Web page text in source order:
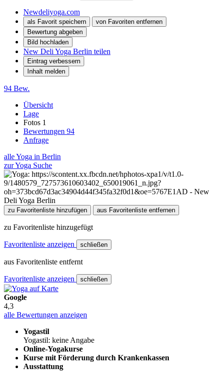
Newdeliyoga.com
als Favorit speichern
von Favoriten entfernen
Bewertung abgeben
Bild hochladen
New Deli Yoga Berlin teilen
Eintrag verbessern
Inhalt melden
94 Bew.
Übersicht
Lage
Fotos 1
Bewertungen 94
Anfrage
alle Yoga in Berlin
zur Yoga Suche
zu Favoritenliste hinzufügen aus Favoritenliste entfernen
zu Favoritenliste hinzugefügt
Favoritenliste anzeigen schließen
aus Favoritenliste entfernt
Favoritenliste anzeigen schließen
Google
4,3
alle Bewertungen anzeigen
Yogastil
Yogastil: keine Angabe
Online-Yogakurse
Kurse mit Förderung durch Krankenkassen
Ausstattung